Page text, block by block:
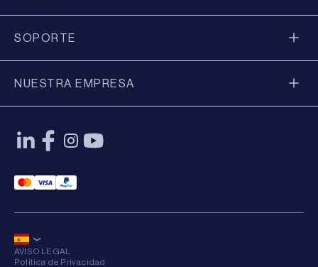
SOPORTE
NUESTRA EMPRESA
Mastercard Payment
Visa Payment
Paypal Payment
AVISO LEGAL
Política de Privacidad